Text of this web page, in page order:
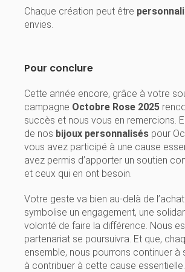
Chaque création peut être
envies.
Pour conclure
Cette année encore, grâce à votre
campagne Octobre Rose 2025
succès et nous vous en remercions.
de nos bijoux personnalisés pour
vous avez participé à une cause
avez permis d’apporter un soutien
et ceux qui en ont besoin.
Votre geste va bien au-delà de l’achat
symbolise un engagement, une
volonté de faire la différence. Nous
partenariat se poursuivra. Et que,
ensemble, nous pourrons continuer à
à contribuer à cette cause essentielle.